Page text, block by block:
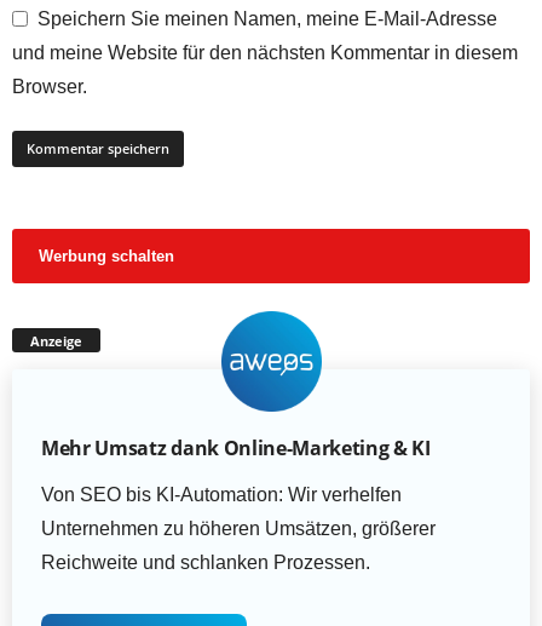
Speichern Sie meinen Namen, meine E-Mail-Adresse
und meine Website für den nächsten Kommentar in diesem
Browser.
Werbung schalten
Anzeige
Mehr Umsatz dank Online-Marketing & KI
Von SEO bis KI-Automation: Wir verhelfen
Unternehmen zu höheren Umsätzen, größerer
Reichweite und schlanken Prozessen.